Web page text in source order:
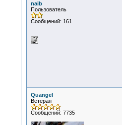
naib
Пользователь
Сообщений: 161
Quangel
Ветеран
Сообщений: 7735